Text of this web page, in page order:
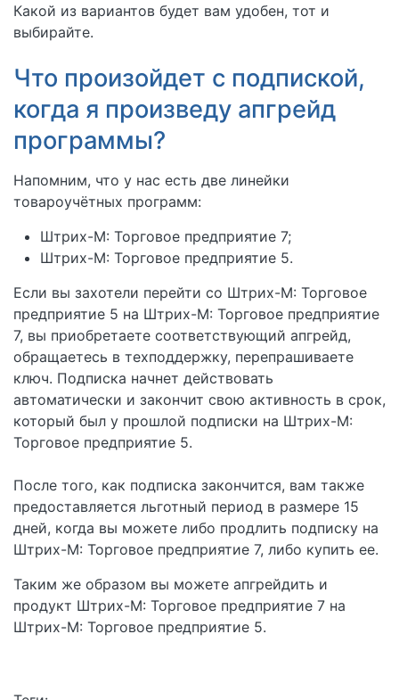
Какой из вариантов будет вам удобен, тот и
выбирайте.
Что произойдет с подпиской,
когда я произведу апгрейд
программы?
Напомним, что у нас есть две линейки
товароучётных программ:
Штрих-М: Торговое предприятие 7;
Штрих-М: Торговое предприятие 5.
Если вы захотели перейти со Штрих-М: Торговое
предприятие 5 на Штрих-М: Торговое предприятие
7, вы приобретаете соответствующий апгрейд,
обращаетесь в техподдержку, перепрашиваете
ключ. Подписка начнет действовать
автоматически и закончит свою активность в срок,
который был у прошлой подписки на Штрих-М:
Торговое предприятие 5.
После того, как подписка закончится, вам также
предоставляется льготный период в размере 15
дней, когда вы можете либо продлить подписку на
Штрих-М: Торговое предприятие 7, либо купить ее.
Таким же образом вы можете апгрейдить и
продукт Штрих-М: Торговое предприятие 7 на
Штрих-М: Торговое предприятие 5.